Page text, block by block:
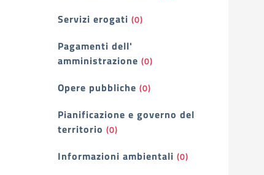
Servizi erogati (0)
Pagamenti dell'
amministrazione (0)
Opere pubbliche (0)
Pianificazione e governo del
territorio (0)
Informazioni ambientali (0)